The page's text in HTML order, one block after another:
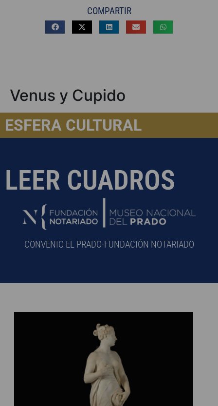
COMPARTIR
Venus y Cupido
ESFERA CULTURAL
LEER CUADROS
CONVENIO EL PRADO-FUNDACIÓN NOTARIADO